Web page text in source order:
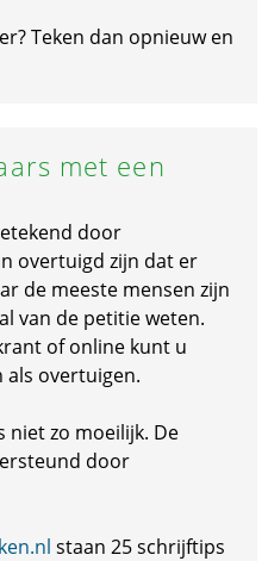
Teken dan opnieuw en
met een
door
overtuigd zijn dat er
de meeste mensen zijn
van de petitie weten.
of online kunt u
als overtuigen.
niet zo moeilijk. De
door
staan 25 schrijftips